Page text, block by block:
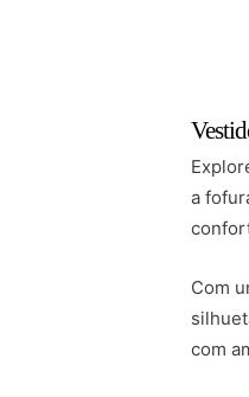
a
Com
com